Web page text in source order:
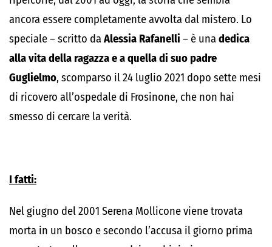
ancora essere completamente avvolta dal mistero. Lo
speciale – scritto da Alessia Rafanelli – è una dedica
alla vita della ragazza e a quella di suo padre
Guglielmo, scomparso il 24 luglio 2021 dopo sette mesi
di ricovero all’ospedale di Frosinone, che non hai
smesso di cercare la verità.
I fatti:
Nel giugno del 2001 Serena Mollicone viene trovata
morta in un bosco e secondo l’accusa il giorno prima